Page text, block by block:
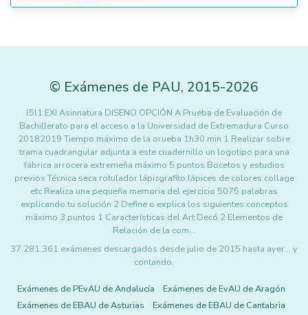
© Exámenes de PAU, 2015-2026
l5l1 EXI Asinnatura DISENO OPCIÓN A Prueba de Evaluación de
Bachillerato para el acceso a la Universidad de Extremadura Curso
20182019 Tiempo máximo de la orueba 1h30 min 1 Realizar sobre
trama cuadrangular adjunta a este cuadernillo un logotipo para una
fábrica arrocera extremeña máximo 5 puntos Bocetos y estudios
previos Técnica seca rotulador lápizgrafito lápices de colores collage
etc Realiza una pequeña memoria del ejercicio 5075 palabras
explicando tu solución 2 Define o explica los siguientes conceptos
máximo 3 puntos 1 Características del Art Decó 2 Elementos de
Relación de la com…
37.281.361 exámenes descargados desde julio de 2015 hasta ayer... y
contando.
Exámenes de PEvAU de Andalucía
Exámenes de EvAU de Aragón
Exámenes de EBAU de Asturias
Exámenes de EBAU de Cantabria